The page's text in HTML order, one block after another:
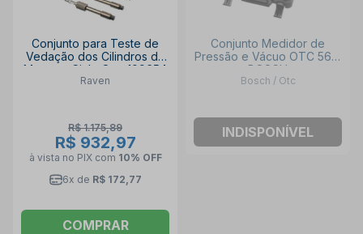
Conjunto para Teste de
Vedação dos Cilindros de
Motores Ciclo Otto 109654
RAVEN
Raven
R$ 1.175,89
R$ 932,97
à vista no PIX com 10% OFF
6x de R$ 172,77
COMPRAR
Conjunto Medidor de
Pressão e Vácuo OTC 5613
BOSCH
Bosch / Otc
INDISPONÍVEL